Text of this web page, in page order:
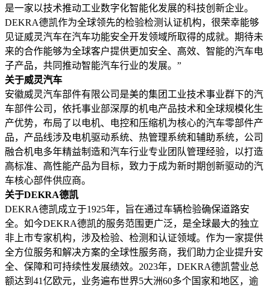
是一家以技术推动工业数字化智能化发展的科技创新企业。
DEKRA德凯作为全球领先的检验检测认证机构，很荣幸能够
见证威灵汽车在汽车功能安全开发领域所取得的成就。期待未
来的合作能够为全球客户提供更加安全、高效、智能的汽车电
子产品，共同推动智能汽车行业的发展。”
关于威灵汽车
安徽威灵汽车部件有限公司是美的集团工业技术事业群下的汽
车部件公司，依托事业部深厚的机电产品技术和全球规模化生
产优势，布局了以电机、电控和压缩机为核心的汽车零部件产
品，产品线涉及电机驱动系统、热管理系统和辅助系统，公司
融合机电多年精益制造和汽车行业专业团队管理经验，以打造
高标准、高性能产品为目标，致力于成为新时期创新驱动的汽
车核心部件供应商。
关于DEKRA德凯
DEKRA德凯成立于1925年，旨在通过车辆检验确保道路安
全。如今DEKRA德凯的服务范围更广泛，是全球最大的独立
非上市专家机构，涉及检验、检测和认证领域。作为一家提供
全方位服务和解决方案的全球性服务商，我们助力企业提升安
全、保障和可持续性发展绩效。2023年，DEKRA德凯营业总
额达到41亿欧元，业务遍布世界5大洲60多个国家和地区，逾